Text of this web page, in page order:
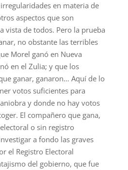
en materia de
aspectos que son
vista de todos. Pero la prueba
no obstante las terribles
Morel ganó en Nueva
en el Zulia; y que los
ganar, ganaron… Aquí de lo
votos suficientes para
y donde no hay votos
El compañero que gana,
o sin registro
a fondo las graves
el Registro Electoral
del gobierno, que fue